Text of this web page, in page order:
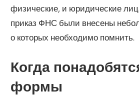
физические, и юридические
приказ ФНС были внесены
о которых необходимо помнить.
Когда
формы